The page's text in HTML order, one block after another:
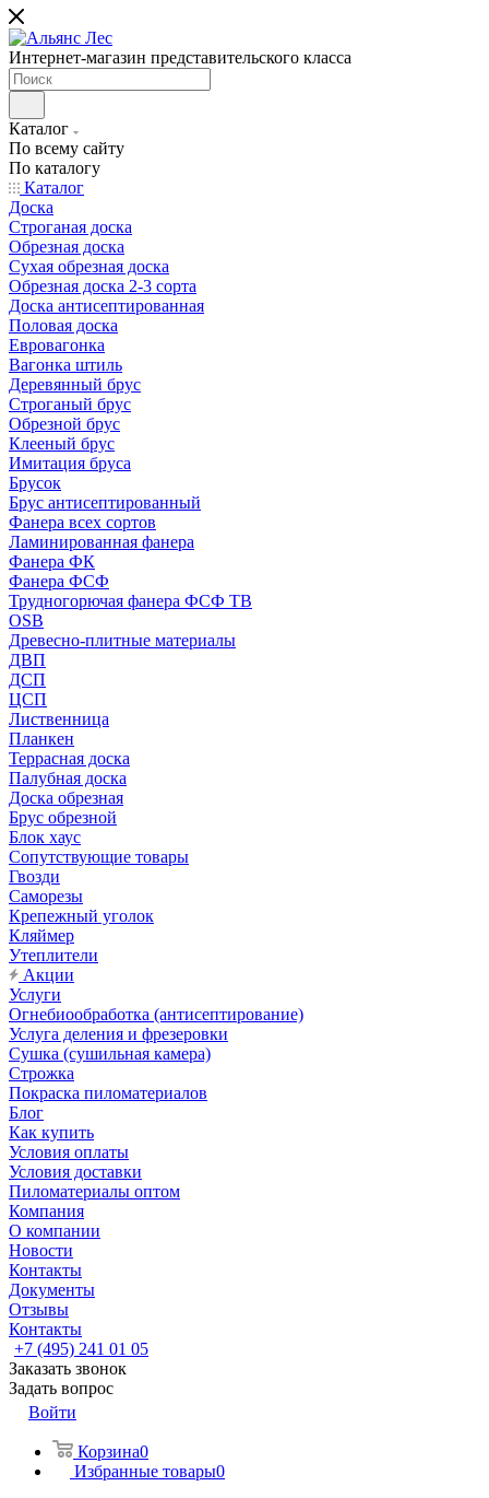
Интернет-магазин представительского класса
Каталог
По всему сайту
По каталогу
Каталог
Доска
Строганая доска
Обрезная доска
Сухая обрезная доска
Обрезная доска 2-3 сорта
Доска антисептированная
Половая доска
Евровагонка
Вагонка штиль
Деревянный брус
Строганый брус
Обрезной брус
Клееный брус
Имитация бруса
Брусок
Брус антисептированный
Фанера всех сортов
Ламинированная фанера
Фанера ФК
Фанера ФСФ
Трудногорючая фанера ФСФ ТВ
OSB
Древесно-плитные материалы
ДВП
ДСП
ЦСП
Лиственница
Планкен
Террасная доска
Палубная доска
Доска обрезная
Брус обрезной
Блок хаус
Сопутствующие товары
Гвозди
Саморезы
Крепежный уголок
Кляймер
Утеплители
Акции
Услуги
Огнебиообработка (антисептирование)
Услуга деления и фрезеровки
Сушка (сушильная камера)
Строжка
Покраска пиломатериалов
Блог
Как купить
Условия оплаты
Условия доставки
Пиломатериалы оптом
Компания
О компании
Новости
Контакты
Документы
Отзывы
Контакты
+7 (495) 241 01 05
Заказать звонок
Задать вопрос
Войти
Корзина0
Избранные товары0